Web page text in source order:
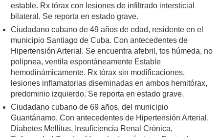
estable. Rx tórax con lesiones de infiltrado intersticial
bilateral. Se reporta en estado grave.
Ciudadano cubano de 49 años de edad, residente en el
municipio Santiago de Cuba. Con antecedentes de
Hipertensión Arterial. Se encuentra afebril, tos húmeda, no
polipnea, ventila espontáneamente Estable
hemodinámicamente. Rx tórax sin modificaciones,
lesiones inflamatorias diseminadas en ambos hemitórax,
predominio izquierdo. Se reporta en estado grave.
Ciudadano cubano de 69 años, del municipio
Guantánamo. Con antecedentes de Hipertensión Arterial,
Diabetes Mellitus, Insuficiencia Renal Crónica,